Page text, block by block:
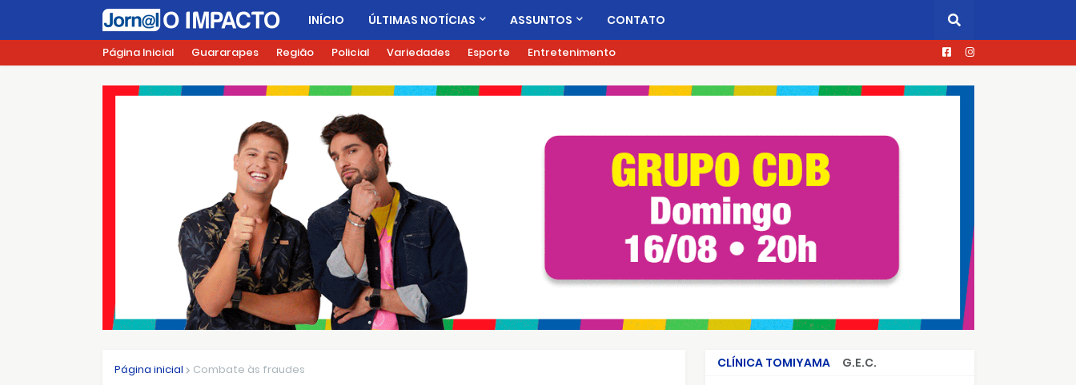
INÍCIO ÚLTIMAS NOTÍCIAS ASSUNTOS CONTATO
Página Inicial Guararapes Região Policial Variedades Esporte Entretenimento
Página inicial Combate às fraudes CLÍNICA TOMIYAMA
G.E.C.